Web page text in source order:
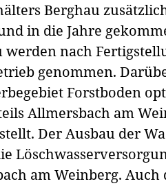
Berghau
in die Jahre
werden nach
genommen.
Forstboden
Allmersbach am
Der Ausbau der
am Weinberg.